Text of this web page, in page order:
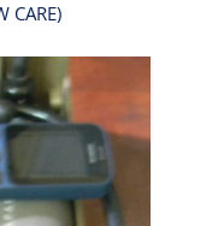
CARE)